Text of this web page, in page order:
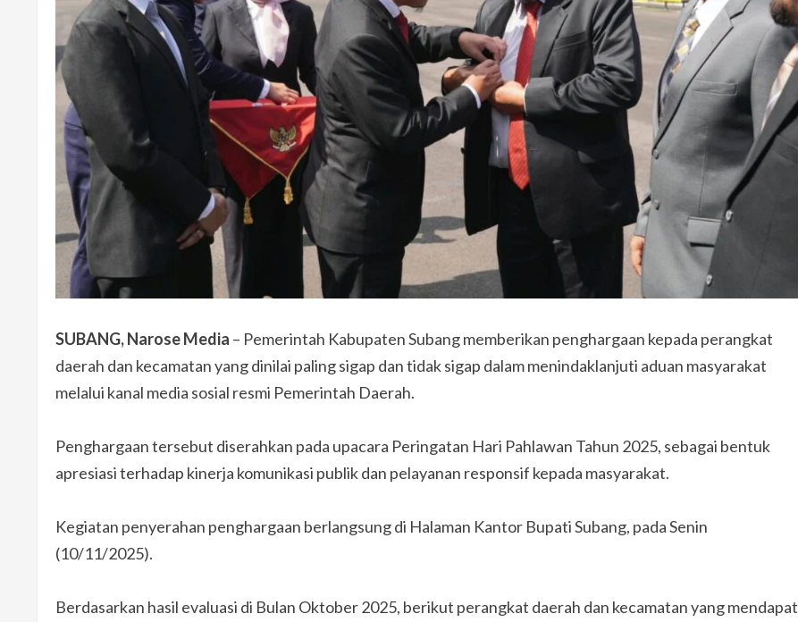
SUBANG, Narose Media – Pemerintah Kabupaten Subang memberikan penghargaan kepada perangkat
daerah dan kecamatan yang dinilai paling sigap dan tidak sigap dalam menindaklanjuti aduan masyarakat
melalui kanal media sosial resmi Pemerintah Daerah.
Penghargaan tersebut diserahkan pada upacara Peringatan Hari Pahlawan Tahun 2025, sebagai bentuk
apresiasi terhadap kinerja komunikasi publik dan pelayanan responsif kepada masyarakat.
Kegiatan penyerahan penghargaan berlangsung di Halaman Kantor Bupati Subang, pada Senin
(10/11/2025).
Berdasarkan hasil evaluasi di Bulan Oktober 2025, berikut perangkat daerah dan kecamatan yang mendapat